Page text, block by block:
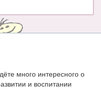
много интересного о
и воспитании